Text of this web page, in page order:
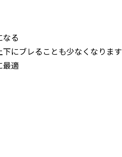
なる
にブレることも少なくなります
最適